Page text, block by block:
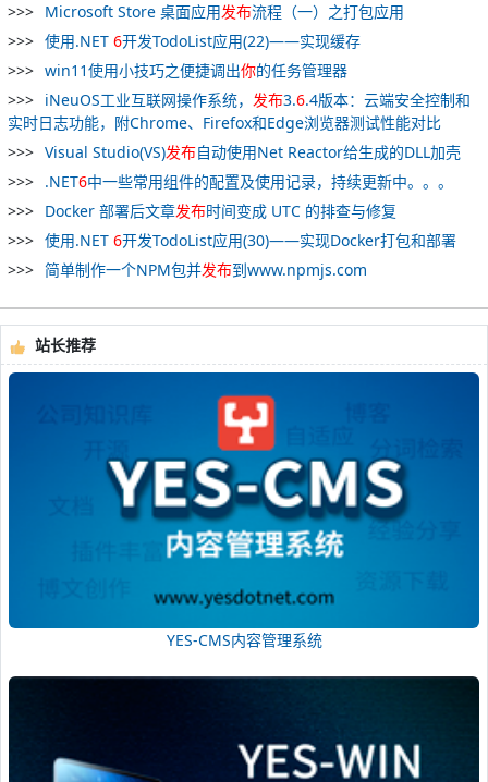
Microsoft Store 桌面应用发布流程（一）之打包应用
使用.NET 6开发TodoList应用(22)——实现缓存
win11使用小技巧之便捷调出你的任务管理器
iNeuOS工业互联网操作系统， 发布3.6.4版本：云端安全控制和
实时日志功能，附Chrome、Firefox和Edge浏览器测试性能对比
Visual Studio(VS)发布自动使用Net Reactor给生成的DLL加壳
.NET6中一些常用组件的配置及使用记录，持续更新中。。。
Docker 部署后文章发布时间变成 UTC 的排查与修复
使用.NET 6开发TodoList应用(30)——实现Docker打包和部署
简单制作一个NPM包并发布到www.npmjs.com
站长推荐
YES-CMS内容管理系统